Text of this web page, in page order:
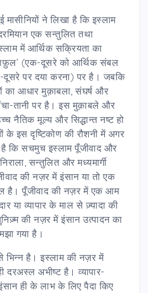
मासीनियों ने लिखा है कि इस्लाम
एक सन्तुलित तथा
में आर्थिक सक्रियता का
(एक-दूसरे को आर्थिक संबल
दूसरे पर दया करना) पर है। जबकि
का आधार मुक़ाबला, संघर्ष और
तानी पर है। इस मुक़ाबले और
नैतिक मूल्य और सिद्धान्त नष्ट हो
के इस दृष्टिकोण की रौशनी में अगर
है कि सचमुच इस्लाम पूँजीवाद और
सन्तुलित और मध्यमार्गी
की नज़र में इंसान या तो एक
है। पूँजीवाद की नज़र में एक आम
या व्यापार के माल से ज़्यादा की
की नज़र में इंसान उत्पादन का
गया है।
भिन्न है। इस्लाम की नज़र में
अभीष्ट है। व्यापार-
ही के लाभ के लिए पैदा किए